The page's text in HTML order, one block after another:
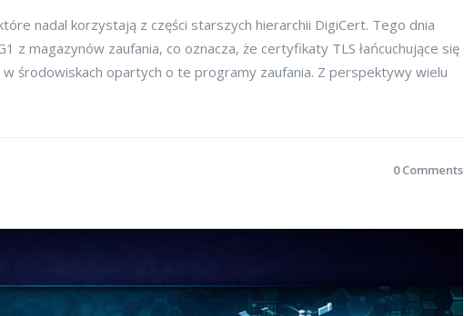
nadal korzystają z części starszych hierarchii DigiCert. Tego dnia
z magazynów zaufania, co oznacza, że certyfikaty TLS łańcuchujące się
środowiskach opartych o te programy zaufania. Z perspektywy wielu
0 Comments